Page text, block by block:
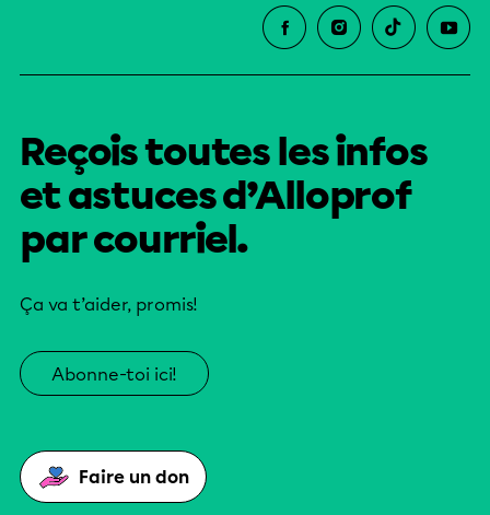
Reçois toutes les infos
et astuces d’Alloprof
par courriel.
Ça va t’aider, promis!
Abonne-toi ici!
Faire un don